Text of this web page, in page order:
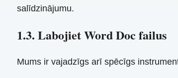
salīdzinājumu.
1.3. Labojiet Word Doc failus
Mums ir vajadzīgs arī spēcīgs